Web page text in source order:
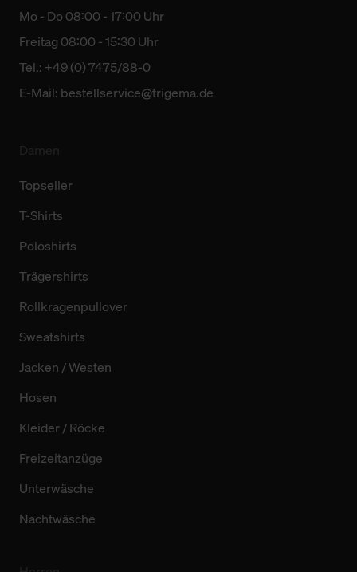
Mo - Do 08:00 - 17:00 Uhr
Freitag 08:00 - 15:30 Uhr
Tel.: +49 (0) 7475/88-0
E-Mail: bestellservice@trigema.de
Topseller
T-Shirts
Poloshirts
Trägershirts
Rollkragenpullover
Sweatshirts
Jacken / Westen
Hosen
Kleider / Röcke
Freizeitanzüge
Unterwäsche
Nachtwäsche